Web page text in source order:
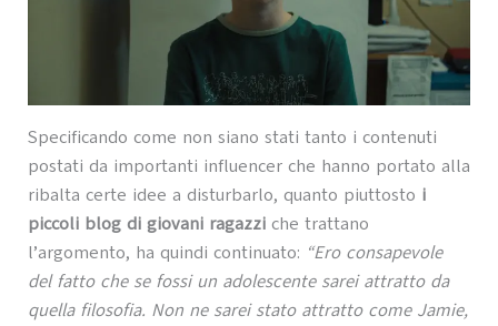
Specificando come non siano stati tanto i contenuti
postati da importanti influencer che hanno portato alla
ribalta certe idee a disturbarlo, quanto piuttosto i
piccoli blog di giovani ragazziche trattano
l’argomento, ha quindi continuato: “Ero consapevole
del fatto che se fossi un adolescente sarei attratto da
quella filosofia. Non ne sarei stato attratto come Jamie,